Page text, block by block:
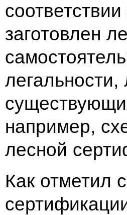
заготовлен
легальности,
например,
лесной
Как отметил